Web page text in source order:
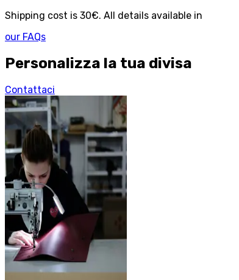
Shipping cost is 30€. All details available in
our FAQs
Personalizza la tua divisa
Contattaci